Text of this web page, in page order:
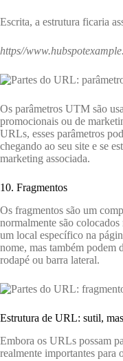
Escrita, a estrutura ficaria
https//
Os parâmetros UTM são
promocionais ou de
URLs, esses parâmetros
chegando ao seu site e se
marketing associada.
10. Fragmentos
Os fragmentos são um
normalmente são
um local específico na
nome, mas também podem
rodapé ou barra lateral.
Estrutura de URL: sutil,
Embora os URLs possam
realmente importantes para